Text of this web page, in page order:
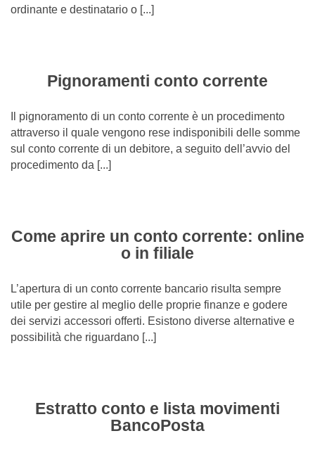
ordinante e destinatario o [...]
Pignoramenti conto corrente
Il pignoramento di un conto corrente è un procedimento
attraverso il quale vengono rese indisponibili delle somme
sul conto corrente di un debitore, a seguito dell’avvio del
procedimento da [...]
Come aprire un conto corrente: online
o in filiale
L’apertura di un conto corrente bancario risulta sempre
utile per gestire al meglio delle proprie finanze e godere
dei servizi accessori offerti. Esistono diverse alternative e
possibilità che riguardano [...]
Estratto conto e lista movimenti
BancoPosta